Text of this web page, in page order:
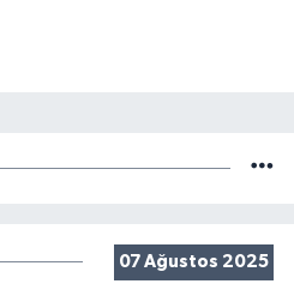
07 Ağustos 2025